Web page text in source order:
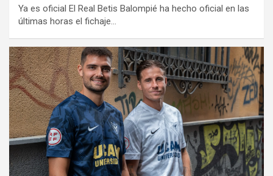
Ya es oficial El Real Betis Balompié ha hecho oficial en las
últimas horas el fichaje…